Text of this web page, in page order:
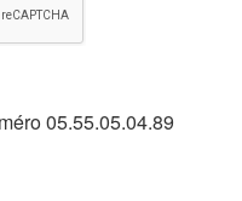
05.55.05.04.89